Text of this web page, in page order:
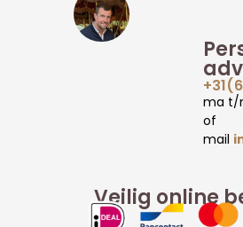
Veilig online
ma t/
of
mail